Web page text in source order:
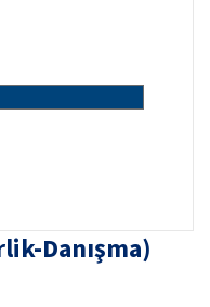
Danışma)